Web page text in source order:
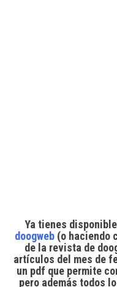
Ya tienes
doogweb (o haciendo
de la revista de
artículos del mes de
un pdf que permite
pero además todos